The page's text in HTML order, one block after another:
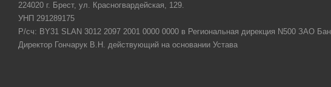
224020 г. Брест, ул. Красногвардейская, 129.
УНП 291289175
Р/сч: BY31 SLAN 3012 2097 2001 0000 0000 в Региональная дирекция N500 ЗАО
Директор Гончарук В.Н. действующий на основании Устава